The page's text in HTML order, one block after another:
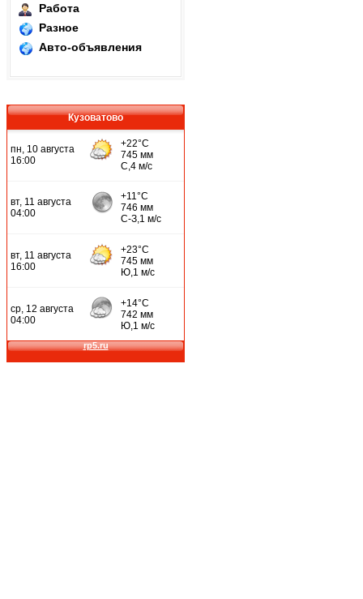
Работа
Разное
Авто-объявления
Кузоватово